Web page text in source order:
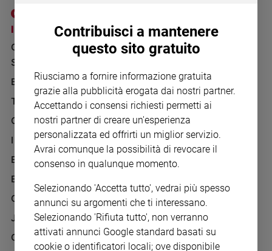
Sport
Interviste
Papa
Papa
Chiesa
Chiesa
e
Santi
e
fede
I SITI SAN PAOLO
GRUPPO EDITORIALE
SAN PAOLO
BENESSERE
TELENOVA
GAZZETTA D'ALBA
IL GIORNALINO
EDICOLA SAN PAOLO
EDIZIONI SAN PAOLO
CREDERE
JESUS
GBABY
NOTE LEGALI
PRIVACY POLICY
WHISTLEBLOWING
SOCIAL
Contribuisci a mantenere
questo sito gratuito
Riusciamo a fornire informazione gratuita
grazie alla pubblicità erogata dai nostri partner.
Accettando i consensi richiesti permetti ai
nostri partner di creare un'esperienza
personalizzata ed offrirti un miglior servizio.
Avrai comunque la possibilità di revocare il
consenso in qualunque momento.
Selezionando 'Accetta tutto', vedrai più spesso
annunci su argomenti che ti interessano.
Selezionando 'Rifiuta tutto', non verranno
attivati annunci Google standard basati su
cookie o identificatori locali; ove disponibile